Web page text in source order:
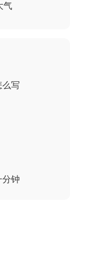
气
么写
分钟